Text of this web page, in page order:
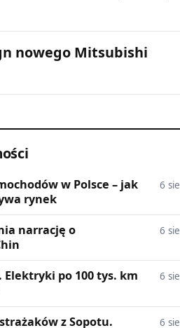
nowego Mitsubishi
w Polsce – jak
rynek
6 sie
narrację o
6 sie
po 100 tys. km
6 sie
z Sopotu. 6 sie